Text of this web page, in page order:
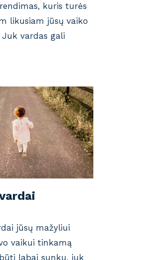
kuris turės
likusiam jūsų vaiko
vardas gali
jūsų mažyliui
vaikui tinkamą
labai sunku, juk